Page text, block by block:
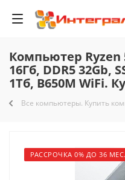
Компьютер Ryzen
16Гб, DDR5 32Gb,
1Тб, B650M WiFi.
Все компьютеры. Купить
РАССРОЧКА 0% ДО 36 МЕС.